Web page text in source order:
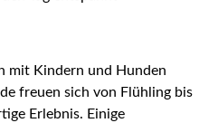
mit Kindern und Hunden
freuen sich von Flühling bis
Erlebnis. Einige